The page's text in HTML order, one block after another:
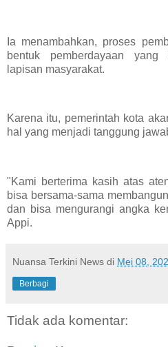
Ia menambahkan, proses
bentuk pemberdayaan
lapisan masyarakat.
Karena itu, pemerintah kota
hal yang menjadi tanggung
"Kami berterima kasih atas
bisa bersama-sama
dan bisa mengurangi angka
Appi.
Nuansa Terkini News di Mei 08,
Berbagi
Tidak ada komentar: